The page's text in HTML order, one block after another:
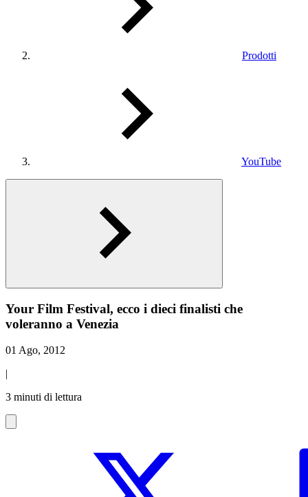
Prodotti
YouTube
Your Film Festival, ecco i dieci finalisti che
voleranno a Venezia
01 Ago, 2012
|
3 minuti di lettura